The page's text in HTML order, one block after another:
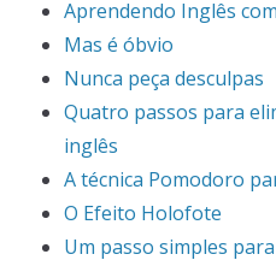
Aprendendo Inglês
Mas é óbvio
Nunca peça desculpas
Quatro passos para
inglês
A técnica Pomodoro
O Efeito Holofote
Um passo simples